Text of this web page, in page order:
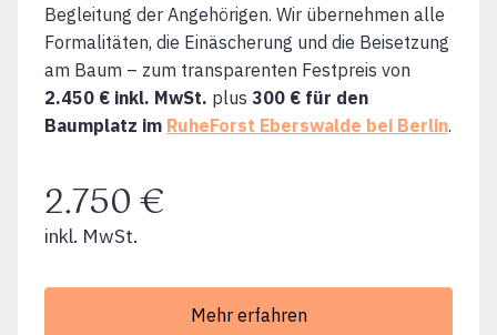
Begleitung der Angehörigen. Wir übernehmen alle
Formalitäten, die Einäscherung und die Beisetzung
am Baum – zum transparenten Festpreis von
2.450 € inkl. MwSt. plus 300 € für den
Baumplatz im RuheForst Eberswalde bei Berlin.
2.750 €
inkl. MwSt.
Mehr erfahren